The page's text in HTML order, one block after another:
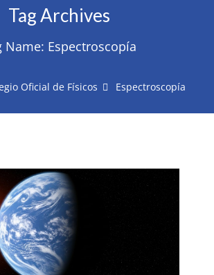
Tag Archives
Name: Espectroscopía
Oficial de Físicos Espectroscopía